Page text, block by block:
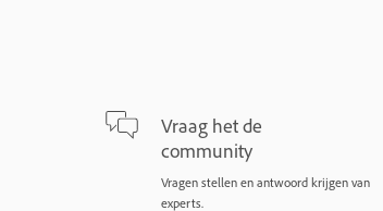
Vraag het de
community
Vragen stellen en antwoord krijgen van
experts.